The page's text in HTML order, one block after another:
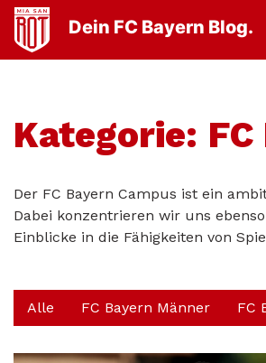
Dein FC Bayern Blog.
Kategorie:
Der FC Bayern Campus ist ein
Dabei konzentrieren wir uns
Einblicke in die Fähigkeiten von
Alle FC Bayern Männer FC